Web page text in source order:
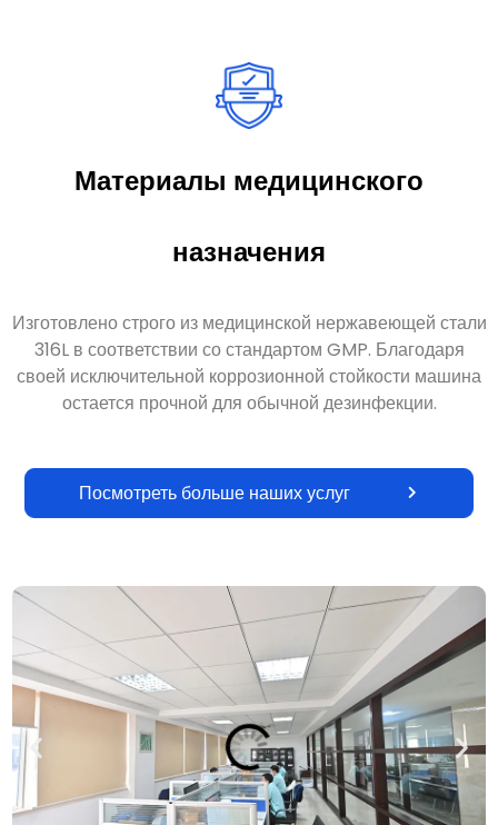
Материалы медицинского
назначения
Изготовлено строго из медицинской нержавеющей стали
316L в соответствии со стандартом GMP. Благодаря
своей исключительной коррозионной стойкости машина
остается прочной для обычной дезинфекции.
Посмотреть больше наших услуг